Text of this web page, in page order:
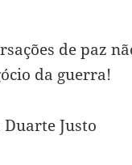
de paz
da guerra!
Justo